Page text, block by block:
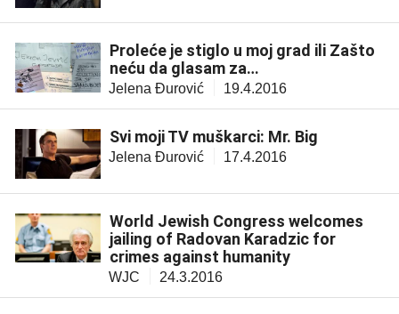
Proleće je stiglo u moj grad ili Zašto
neću da glasam za…
Jelena Đurović 19.4.2016
Svi moji TV muškarci: Mr. Big
Jelena Đurović 17.4.2016
World Jewish Congress welcomes
jailing of Radovan Karadzic for
crimes against humanity
WJC 24.3.2016